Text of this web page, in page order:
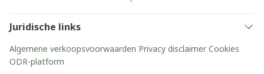
Juridische links
Algemene verkoopsvoorwaarden Privacy disclaimer Cookies
ODR-platform